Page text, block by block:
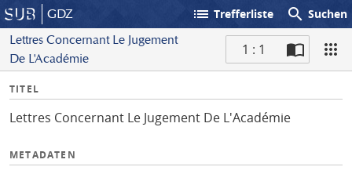
GDZ list Trefferliste search Suchen
Lettres Concernant Le Jugement
De L'Académie
1 : 1
I
f
TITEL
Lettres Concernant Le Jugement De L'Académie
METADATEN